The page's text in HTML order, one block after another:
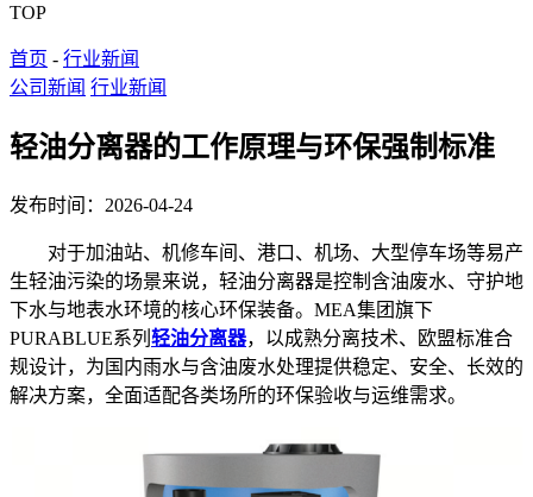
TOP
首页 - 行业新闻
公司新闻 行业新闻
轻油分离器的工作原理与环保强制标准
发布时间：2026-04-24
对于加油站、机修车间、港口、机场、大型停车场等易产
生轻油污染的场景来说，轻油分离器是控制含油废水、守护地
下水与地表水环境的核心环保装备。MEA集团旗下
PURABLUE系列 轻油分离器，以成熟分离技术、欧盟标准合
规设计，为国内雨水与含油废水处理提供稳定、安全、长效的
解决方案，全面适配各类场所的环保验收与运维需求。